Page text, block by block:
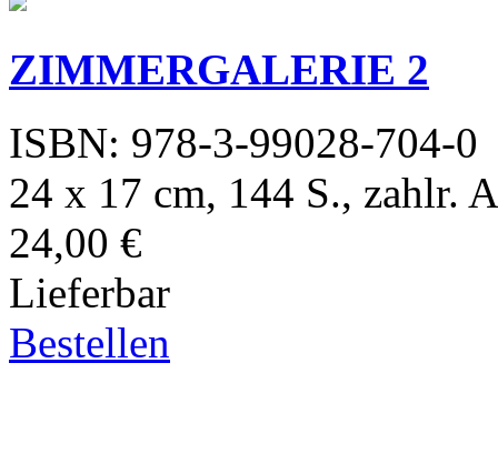
ZIMMERGALERIE 2
ISBN: 978-3-99028-704-0
24 x 17 cm, 144 S., zahlr.
24,00 €
Lieferbar
Bestellen